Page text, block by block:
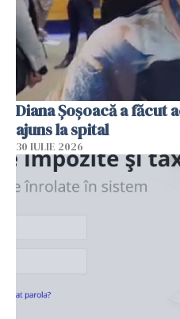
Diana Șoșoacă a făcut
ajuns la spital
30 IULIE 2026